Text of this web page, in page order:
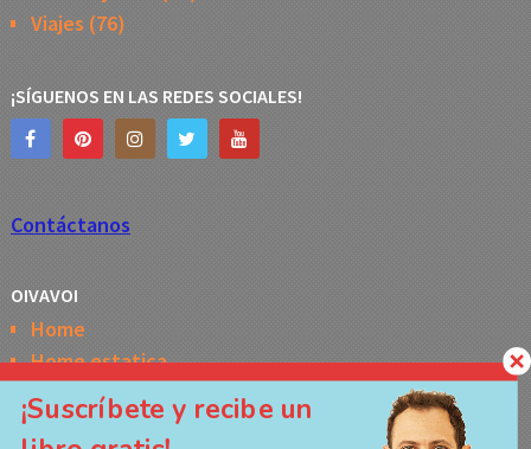
Viajes (76)
¡SÍGUENOS EN LAS REDES SOCIALES!
Contáctanos
OIVAVOI
Home
Home estatica
Horóscopo semanal de la Kabbalah
Memes
¡Suscríbete y recibe un